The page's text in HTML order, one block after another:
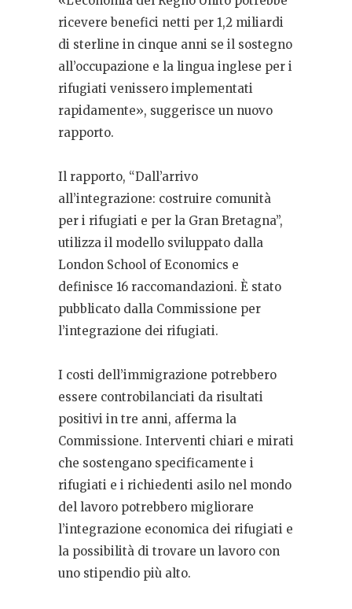
ricevere benefici netti per 1,2 miliardi
di sterline in cinque anni se il sostegno
all’occupazione e la lingua inglese per i
rifugiati venissero implementati
rapidamente», suggerisce un nuovo
rapporto.
Il rapporto, “Dall’arrivo
all’integrazione: costruire comunità
per i rifugiati e per la Gran Bretagna”,
utilizza il modello sviluppato dalla
London School of Economics e
definisce 16 raccomandazioni. È stato
pubblicato dalla Commissione per
l’integrazione dei rifugiati.
I costi dell’immigrazione potrebbero
essere controbilanciati da risultati
positivi in tre anni, afferma la
Commissione. Interventi chiari e mirati
che sostengano specificamente i
rifugiati e i richiedenti asilo nel mondo
del lavoro potrebbero migliorare
l’integrazione economica dei rifugiati e
la possibilità di trovare un lavoro con
uno stipendio più alto.